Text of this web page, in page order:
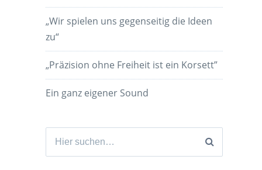
„Wir spielen uns gegenseitig die Ideen
zu“
„Präzision ohne Freiheit ist ein Korsett”
Ein ganz eigener Sound
Suchen